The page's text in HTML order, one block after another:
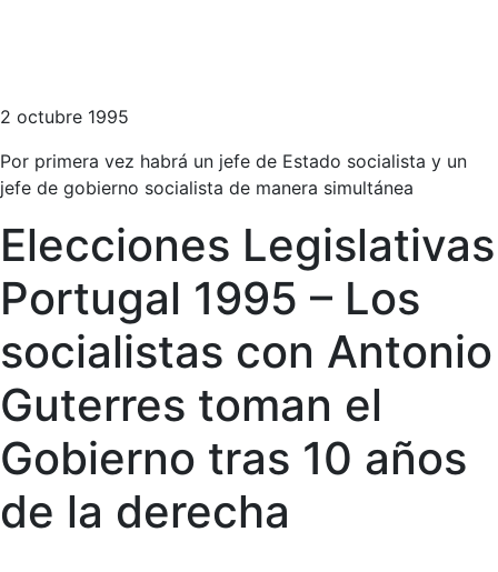
2 octubre 1995
Por primera vez habrá un jefe de Estado socialista y un
jefe de gobierno socialista de manera simultánea
Elecciones Legislativas
Portugal 1995 – Los
socialistas con Antonio
Guterres toman el
Gobierno tras 10 años
de la derecha